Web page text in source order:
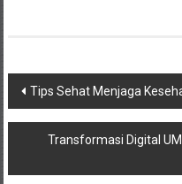
Navigasi
pos
Tips Sehat Menjaga
Transformasi Digital